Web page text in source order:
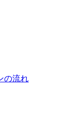
の流れ